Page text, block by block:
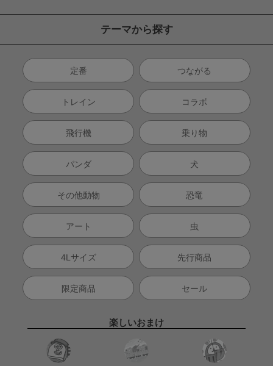
テーマから探す
定番 つながる
トレイン コラボ
飛行機 乗り物
パンダ 犬
その他動物 恐竜
アート 虫
4Lサイズ 先行商品
限定商品 セール
楽しいおまけ